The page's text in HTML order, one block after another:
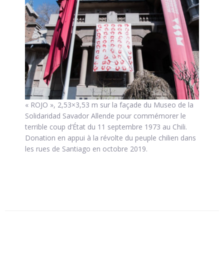
« ROJO », 2,53×3,53 m sur la façade du Museo de la
Solidaridad Savador Allende pour commémorer le
terrible coup d’État du 11 septembre 1973 au Chili.
Donation en appui à la révolte du peuple chilien dans
les rues de Santiago en octobre 2019.